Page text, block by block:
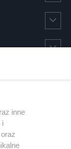
inne
i